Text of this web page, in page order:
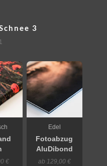
3
€
Edel
Fotoabzug
AluDibond
ab 129,00 €